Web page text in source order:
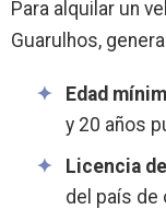
Para alquilar un
Guarulhos,
Edad
y 20 años
Licencia
del país de